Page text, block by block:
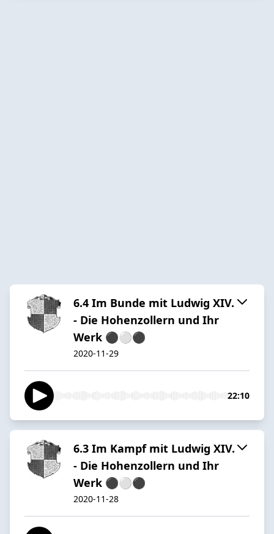
6.4 Im Bunde mit Ludwig XIV.
- Die Hohenzollern und Ihr
Werk ⚫️⚪️⚫️
2020-11-29
22:10
6.3 Im Kampf mit Ludwig XIV.
- Die Hohenzollern und Ihr
Werk ⚫️⚪️⚫️
2020-11-28